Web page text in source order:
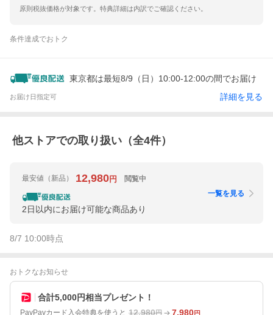
原則税抜価格が対象です。特典詳細は内訳でご確認ください。
条件達成でおトク
東京都は最短8/9（日）10:00-12:00の間でお届け
お届け日指定可 詳細を見る
他ストアでの取り扱い（全4件）
最安値 （新品） 12,980円 閲覧中
2日以内にお届け可能な商品あり
一覧を見る
8/7 10:00時点
おトクなお知らせ
合計5,000円相当プレゼント！
PayPayカード入会特典を使うと 12,980円 7,980円